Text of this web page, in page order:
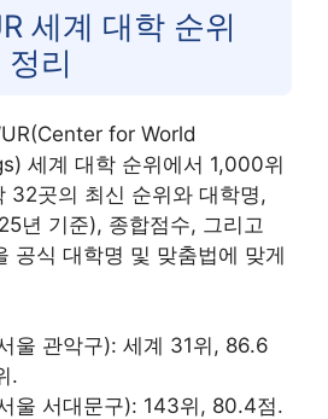
세계 대학 순위
리
for World
세계 대학 순위에서 1,000위
32곳의 최신 순위와 대학명,
년 기준), 종합점수, 그리고
공식 대학명 및 맞춤법에 맞게
울 관악구): 세계 31위, 86.6
.
울 서대문구): 143위, 80.4점.